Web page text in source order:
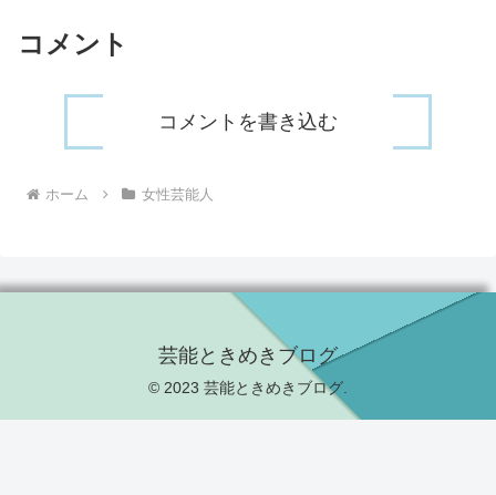
コメント
コメントを書き込む
ホーム 女性芸能人
芸能ときめきブログ
© 2023 芸能ときめきブログ.